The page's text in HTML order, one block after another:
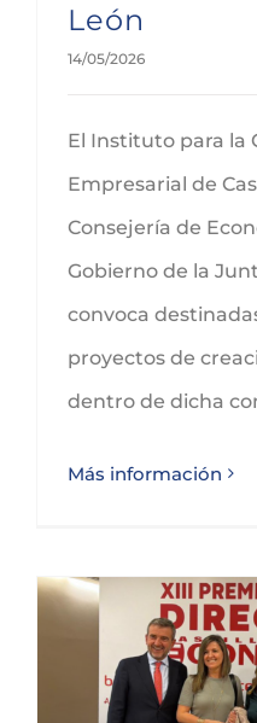
León
14/05/2026
El Instituto para la
Empresarial de
Consejería de
Gobierno de la
convoca
proyectos de
dentro de dicha
Más información